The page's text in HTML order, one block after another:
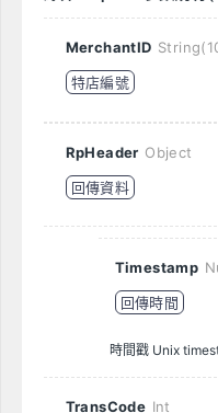
MerchantID
特店編號
RpHeader Object
回傳資料
Timestamp
回傳時間
時間戳 Unix
TransCode Int